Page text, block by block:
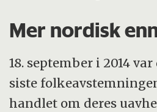
Mer nordisk
18. september i 2014
siste
handlet om deres